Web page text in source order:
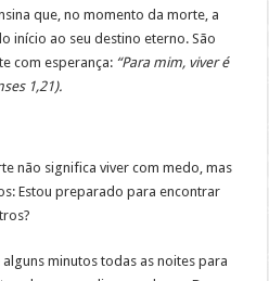
que, no momento da morte, a
início ao seu destino eterno. São
com esperança: “Para mim, viver é
1,21).
não significa viver com medo, mas
Estou preparado para encontrar
alguns minutos todas as noites para